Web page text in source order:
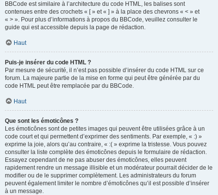
BBCode est similaire à l’architecture du code HTML, les balises sont
contenues entre des crochets « [ » et « ] » à la place des chevrons « < » et
« > ». Pour plus d’informations à propos du BBCode, veuillez consulter le
guide qui est accessible depuis la page de rédaction.
Haut
Puis-je insérer du code HTML ?
Par mesure de sécurité, il n’est pas possible d’insérer du code HTML sur ce
forum. La majeure partie de la mise en forme qui peut être générée par du
code HTML peut être remplacée par du BBCode.
Haut
Que sont les émoticônes ?
Les émoticônes sont de petites images qui peuvent être utilisées grâce à un
code court et qui permettent d’exprimer des sentiments. Par exemple, « :) »
exprime la joie, alors qu’au contraire, « :( » exprime la tristesse. Vous pouvez
consulter la liste complète des émoticônes depuis le formulaire de rédaction.
Essayez cependant de ne pas abuser des émoticônes, elles peuvent
rapidement rendre un message illisible et un modérateur pourrait décider de le
modifier ou de le supprimer complètement. Les administrateurs du forum
peuvent également limiter le nombre d’émoticônes qu’il est possible d’insérer
à un message.